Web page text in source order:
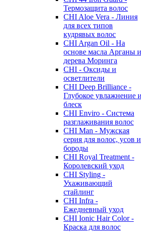
Термозащита волос
CHI Aloe Vera - Линия
для всех типов
кудрявых волос
CHI Argan Oil - На
основе масла Арганы и
дерева Моринга
CHI - Оксиды и
осветлители
CHI Deep Brilliance -
Глубокое увлажнение и
блеск
CHI Enviro - Система
разглаживания волос
CHI Man - Мужская
серия для волос, усов и
бороды
CHI Royal Treatment -
Королевский уход
CHI Styling -
Ухаживающий
стайлинг
CHI Infra -
Ежедневный уход
CHI Ionic Hair Color -
Краска для волос